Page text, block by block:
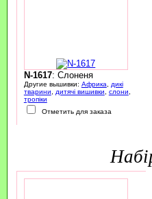
N-1617: Слоненя
Другие вышивки: Африка
дикі
тварини
дитячі вишивки слони
тропіки
Отметить для заказа